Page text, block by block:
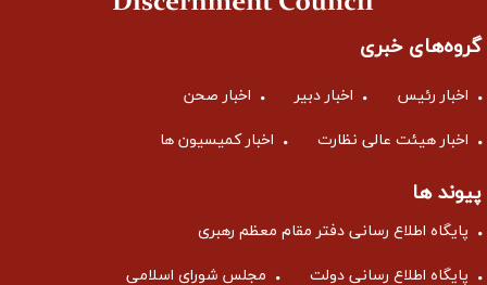
گروه‌های خبری
اخبار رئیس اخبار دبیر اخبار صحن
اخبار هیئت عالی نظارت اخبار کمیسیون ها
پیوند ها
پایگاه اطلاع رسانی دفتر مقام معظم رهبری
پایگاه اطلاع رسانی دولت مجلس شورای اسلامی